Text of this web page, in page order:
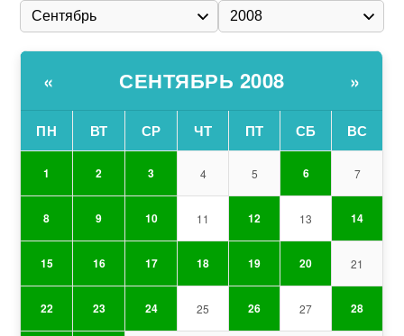
« СЕНТЯБРЬ 2008 »
ПН ВТ СР ЧТ ПТ СБ ВС
1 2 3 4 5 6 7
8 9 10 11 12 13 14
15 16 17 18 19 20 21
22 23 24 25 26 27 28